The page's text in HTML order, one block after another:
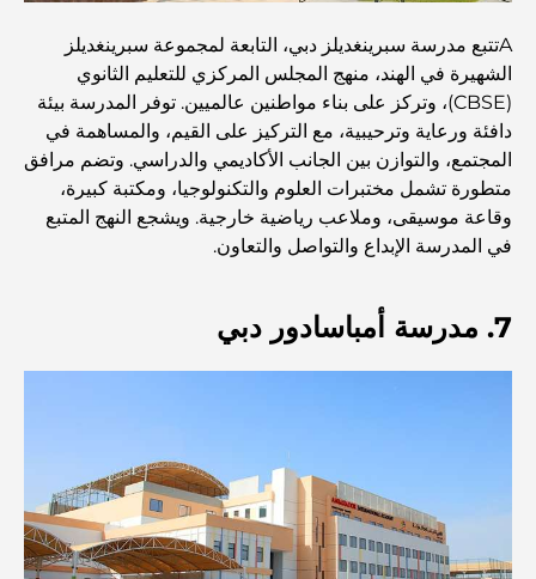
أفضل مراكز التسوق في دبي للتسوق والترفيه
أنشطة يمكنك القيام بها في مركز دبي المالي العالمي:
استكشف أكثر مناطق دبي حيوية
بطاقات الائتمان في الإمارات العربية المتحدة: دليل شامل
للإنفاق الذكي
مستشفى في مركز دبي المالي العالمي: رعاية طبية عالمية
المستوى في دبي
أندر سيارة في العالم: أساطير السيارات التي لا تُقدر بثمن
منصات التداول في الإمارات العربية المتحدة: دليل للمستثمرين
Aتتبع مدرسة سبرينغديلز دبي، التابعة لمجموعة سبرينغديلز
الشهيرة في الهند، منهج المجلس المركزي للتعليم الثانوي
(CBSE)، وتركز على بناء مواطنين عالميين. توفر المدرسة بيئة
دافئة ورعاية وترحيبية، مع التركيز على القيم، والمساهمة في
المجتمع، والتوازن بين الجانب الأكاديمي والدراسي. وتضم مرافق
متطورة تشمل مختبرات العلوم والتكنولوجيا، ومكتبة كبيرة،
وقاعة موسيقى، وملاعب رياضية خارجية. ويشجع النهج المتبع
في المدرسة الإبداع والتواصل والتعاون.
7. مدرسة أمباسادور دبي